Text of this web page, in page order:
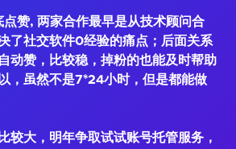
赞, 两家合作最早是从技术顾问合
了社交软件0经验的痛点；后面关系
动赞，比较稳，掉粉的也能及时帮助
，虽然不是7*24小时，但是都能做
较大，明年争取试试账号托管服务，